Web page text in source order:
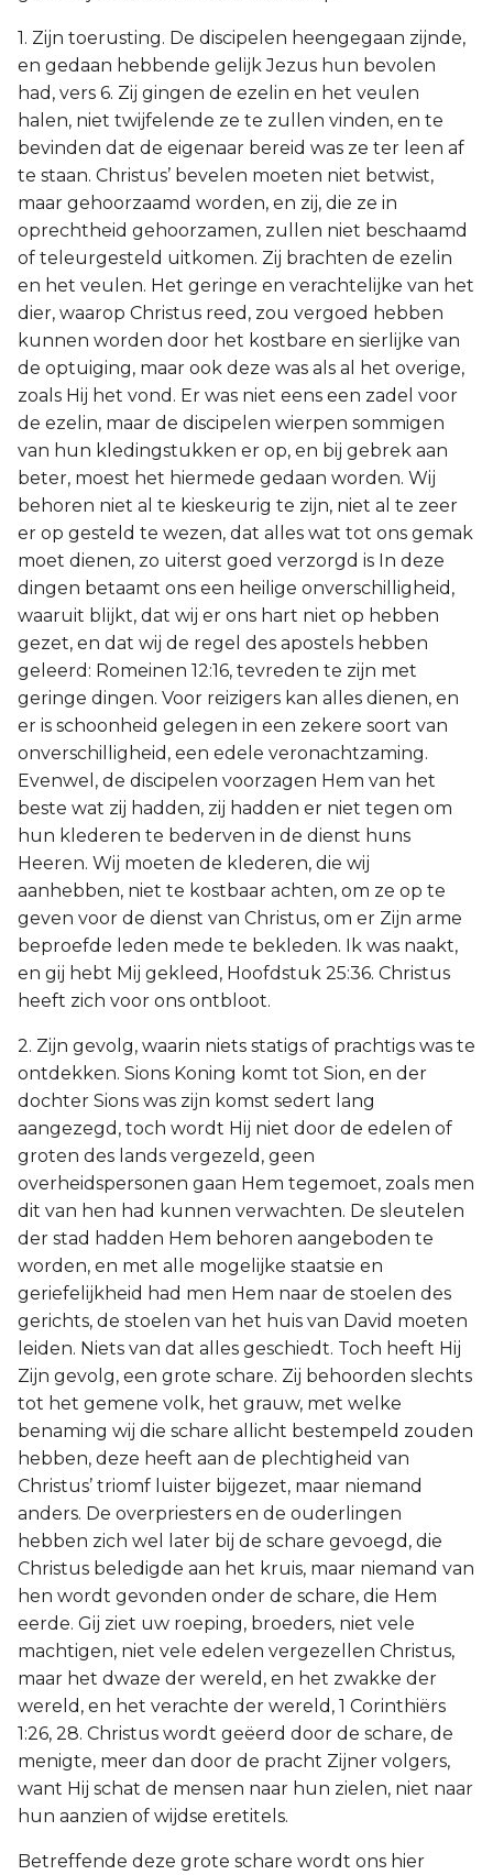
1. Zijn toerusting. De discipelen heengegaan zijnde,
en gedaan hebbende gelijk Jezus hun bevolen
had, vers 6. Zij gingen de ezelin en het veulen
halen, niet twijfelende ze te zullen vinden, en te
bevinden dat de eigenaar bereid was ze ter leen af
te staan. Christus’ bevelen moeten niet betwist,
maar gehoorzaamd worden, en zij, die ze in
oprechtheid gehoorzamen, zullen niet beschaamd
of teleurgesteld uitkomen. Zij brachten de ezelin
en het veulen. Het geringe en verachtelijke van het
dier, waarop Christus reed, zou vergoed hebben
kunnen worden door het kostbare en sierlijke van
de optuiging, maar ook deze was als al het overige,
zoals Hij het vond. Er was niet eens een zadel voor
de ezelin, maar de discipelen wierpen sommigen
van hun kledingstukken er op, en bij gebrek aan
beter, moest het hiermede gedaan worden. Wij
behoren niet al te kieskeurig te zijn, niet al te zeer
er op gesteld te wezen, dat alles wat tot ons gemak
moet dienen, zo uiterst goed verzorgd is In deze
dingen betaamt ons een heilige onverschilligheid,
waaruit blijkt, dat wij er ons hart niet op hebben
gezet, en dat wij de regel des apostels hebben
geleerd: Romeinen 12:16, tevreden te zijn met
geringe dingen. Voor reizigers kan alles dienen, en
er is schoonheid gelegen in een zekere soort van
onverschilligheid, een edele veronachtzaming.
Evenwel, de discipelen voorzagen Hem van het
beste wat zij hadden, zij hadden er niet tegen om
hun klederen te bederven in de dienst huns
Heeren. Wij moeten de klederen, die wij
aanhebben, niet te kostbaar achten, om ze op te
geven voor de dienst van Christus, om er Zijn arme
beproefde leden mede te bekleden. Ik was naakt,
en gij hebt Mij gekleed, Hoofdstuk 25:36. Christus
heeft zich voor ons ontbloot.
2. Zijn gevolg, waarin niets statigs of prachtigs was te
ontdekken. Sions Koning komt tot Sion, en der
dochter Sions was zijn komst sedert lang
aangezegd, toch wordt Hij niet door de edelen of
groten des lands vergezeld, geen
overheidspersonen gaan Hem tegemoet, zoals men
dit van hen had kunnen verwachten. De sleutelen
der stad hadden Hem behoren aangeboden te
worden, en met alle mogelijke staatsie en
geriefelijkheid had men Hem naar de stoelen des
gerichts, de stoelen van het huis van David moeten
leiden. Niets van dat alles geschiedt. Toch heeft Hij
Zijn gevolg, een grote schare. Zij behoorden slechts
tot het gemene volk, het grauw, met welke
benaming wij die schare allicht bestempeld zouden
hebben, deze heeft aan de plechtigheid van
Christus’ triomf luister bijgezet, maar niemand
anders. De overpriesters en de ouderlingen
hebben zich wel later bij de schare gevoegd, die
Christus beledigde aan het kruis, maar niemand van
hen wordt gevonden onder de schare, die Hem
eerde. Gij ziet uw roeping, broeders, niet vele
machtigen, niet vele edelen vergezellen Christus,
maar het dwaze der wereld, en het zwakke der
wereld, en het verachte der wereld, 1 Corinthiërs
1:26, 28. Christus wordt geëerd door de schare, de
menigte, meer dan door de pracht Zijner volgers,
want Hij schat de mensen naar hun zielen, niet naar
hun aanzien of wijdse eretitels.
Betreffende deze grote schare wordt ons hier